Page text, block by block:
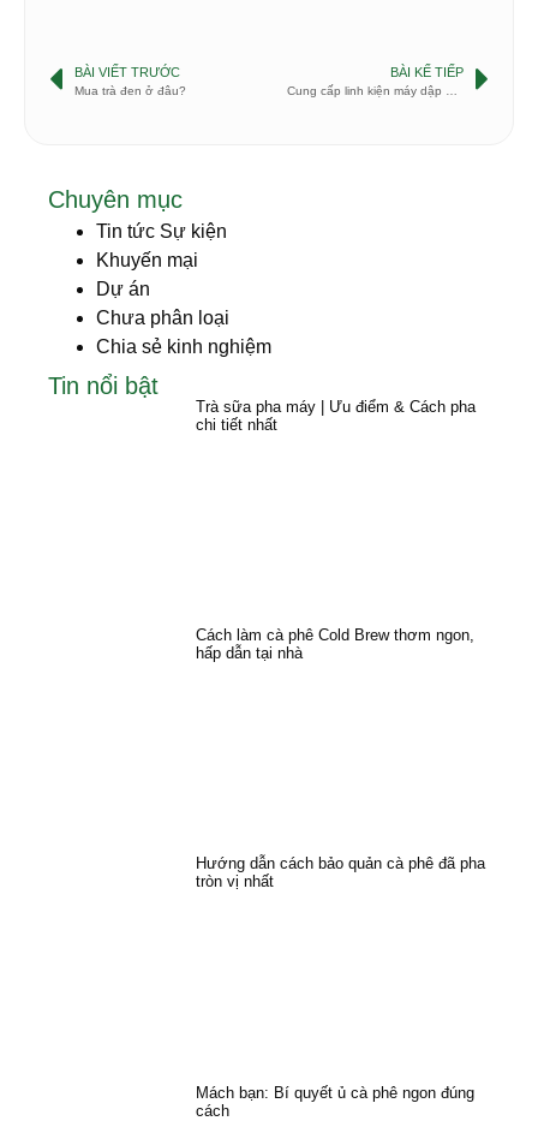
BÀI VIẾT TRƯỚC
Mua trà đen ở đâu?
BÀI KẾ TIẾP
Chuyên mục
Tin tức Sự kiện
Khuyến mại
Dự án
Chưa phân loại
Chia sẻ kinh nghiệm
Tin nổi bật
Trà sữa pha máy | Ưu điểm & Cách pha
chi tiết nhất
Cách làm cà phê Cold Brew thơm ngon,
hấp dẫn tại nhà
Hướng dẫn cách bảo quản cà phê đã pha
tròn vị nhất
Mách bạn: Bí quyết ủ cà phê ngon đúng
cách